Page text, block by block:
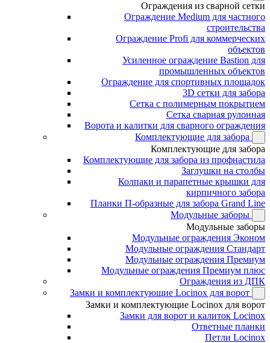
Ограждения из сварной сетки
Ограждение Medium для частного
строительства
Ограждение Profi для коммерческих
объектов
Усиленное ограждение Bastion для
промышленных объектов
Ограждение для спортивных площадок
3D сетки для забора
Сетка с полимерным покрытием
Сетка сварная рулонная
Ворота и калитки для сварного ограждения
Комплектующие для забора
Комплектующие для забора
Комплектующие для забора из профнастила
Заглушки на столбы
Колпаки и парапетные крышки для
кирпичного забора
Планки П-образные для забора Grand Line
Модульные заборы
Модульные заборы
Модульные ограждения Эконом
Модульные ограждения Стандарт
Модульные ограждения Премиум
Модульные ограждения Премиум плюс
Ограждения из ДПК
Замки и комплектующие Locinox для ворот
Замки и комплектующие Locinox для ворот
Замки для ворот и калиток Locinox
Ответные планки
Петли Locinox